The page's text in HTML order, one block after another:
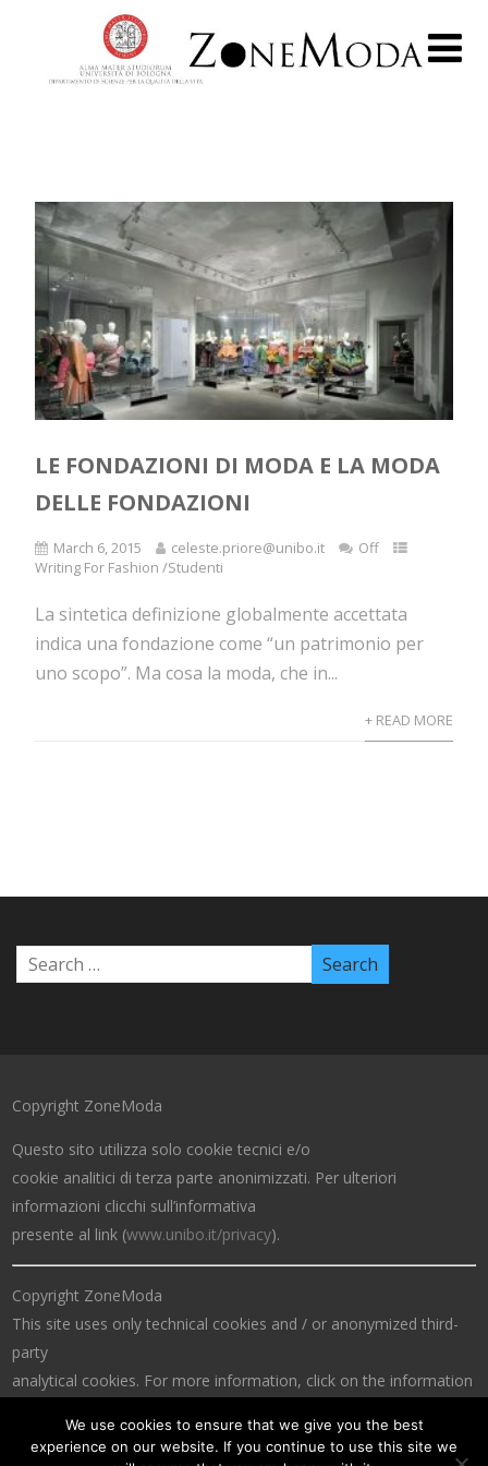
LE FONDAZIONI DI MODA E LA MODA
DELLE FONDAZIONI
March 6, 2015 celeste.priore@unibo.it
Off
Writing For Fashion /Studenti
La sintetica definizione globalmente accettata
indica una fondazione come “un patrimonio per
uno scopo”. Ma cosa la moda, che in...
+ READ MORE
Copyright ZoneModa
Questo sito utilizza solo cookie tecnici e/o
cookie analitici di terza parte anonimizzati. Per ulteriori
informazioni clicchi sull’informativa
presente al link (www.unibo.it/privacy).
Copyright ZoneModa
This site uses only technical cookies and / or anonymized third-
party
analytical cookies. For more information, click on the information
We use cookies to ensure that we give you the best
experience on our website. If you continue to use this site we